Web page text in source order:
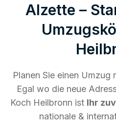
Alzette –
Planen Sie einen Umzug
Egal wo die neue
Koch Heilbronn ist Ihr
nationale &